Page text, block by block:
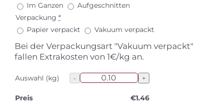
Im Ganzen
Aufgeschnitten
Verpackung *
Papier verpackt
Vakuum verpackt
Bei der Verpackungsart "Vakuum verpackt"
fallen Extrakosten von 1€/kg an.
Auswahl (kg)
Preis €1.46